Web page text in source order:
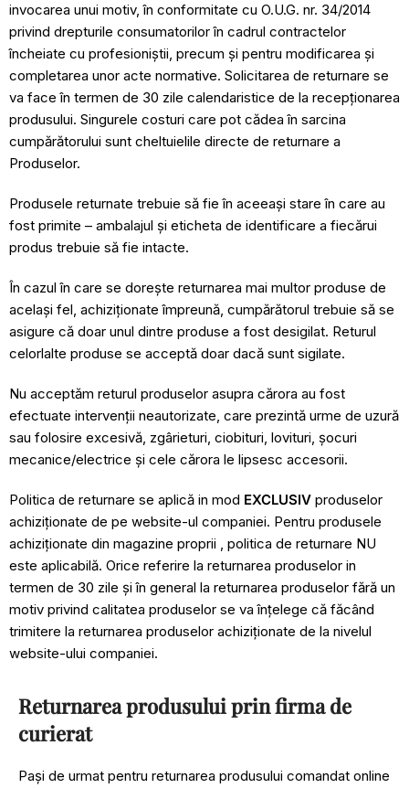
invocarea unui motiv, în conformitate cu O.U.G. nr. 34/2014
privind drepturile consumatorilor în cadrul contractelor
încheiate cu profesioniștii, precum și pentru modificarea și
completarea unor acte normative. Solicitarea de returnare se
va face în termen de 30 zile calendaristice de la recepționarea
produsului. Singurele costuri care pot cădea în sarcina
cumpărătorului sunt cheltuielile directe de returnare a
Produselor.
Produsele returnate trebuie să fie în aceeași stare în care au
fost primite – ambalajul și eticheta de identificare a fiecărui
produs trebuie să fie intacte.
În cazul în care se dorește returnarea mai multor produse de
același fel, achiziționate împreună, cumpărătorul trebuie să se
asigure că doar unul dintre produse a fost desigilat. Returul
celorlalte produse se acceptă doar dacă sunt sigilate.
Nu acceptăm returul produselor asupra cărora au fost
efectuate intervenții neautorizate, care prezintă urme de uzură
sau folosire excesivă, zgârieturi, ciobituri, lovituri, șocuri
mecanice/electrice și cele cărora le lipsesc accesorii.
Politica de returnare se aplică in mod EXCLUSIV produselor
achiziționate de pe website-ul companiei. Pentru produsele
achiziționate din magazine proprii , politica de returnare NU
este aplicabilă. Orice referire la returnarea produselor in
termen de 30 zile și în general la returnarea produselor fără un
motiv privind calitatea produselor se va înțelege că făcând
trimitere la returnarea produselor achiziționate de la nivelul
website-ului companiei.
Returnarea produsului prin firma de
curierat
Pași de urmat pentru returnarea produsului comandat online